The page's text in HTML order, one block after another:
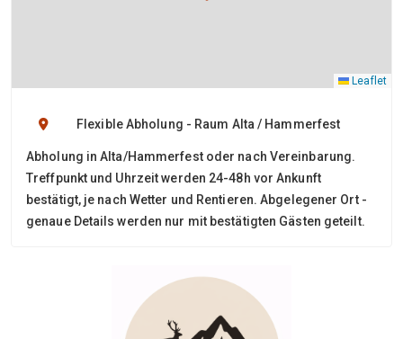
Leaflet
Flexible Abholung - Raum Alta / Hammerfest
Abholung in Alta/Hammerfest oder nach Vereinbarung.
Treffpunkt und Uhrzeit werden 24-48h vor Ankunft
bestätigt, je nach Wetter und Rentieren. Abgelegener Ort -
genaue Details werden nur mit bestätigten Gästen geteilt.